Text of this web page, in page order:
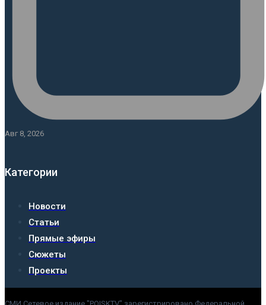
Авг 8, 2026
Категории
Новости
Статьи
Прямые эфиры
Сюжеты
Проекты